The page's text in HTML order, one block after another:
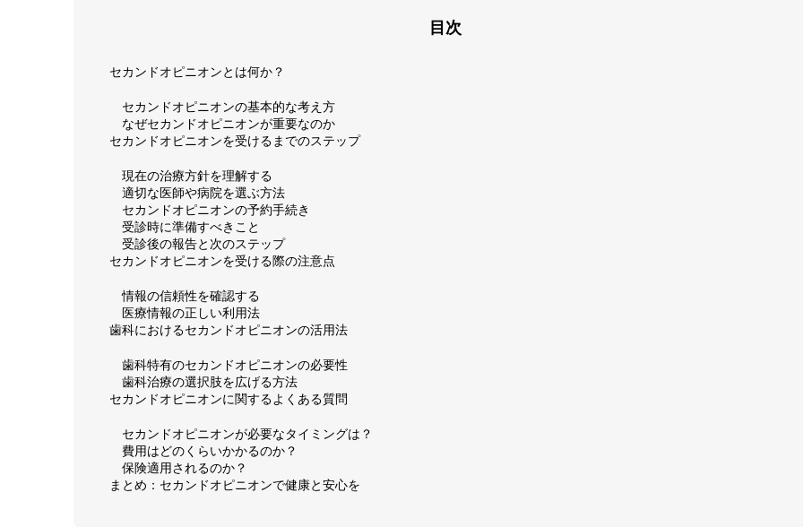
目次
セカンドオピニオンとは何か？
セカンドオピニオンの基本的な考え方
なぜセカンドオピニオンが重要なのか
セカンドオピニオンを受けるまでのステップ
現在の治療方針を理解する
適切な医師や病院を選ぶ方法
セカンドオピニオンの予約手続き
受診時に準備すべきこと
受診後の報告と次のステップ
セカンドオピニオンを受ける際の注意点
情報の信頼性を確認する
医療情報の正しい利用法
歯科におけるセカンドオピニオンの活用法
歯科特有のセカンドオピニオンの必要性
歯科治療の選択肢を広げる方法
セカンドオピニオンに関するよくある質問
セカンドオピニオンが必要なタイミングは？
費用はどのくらいかかるのか？
保険適用されるのか？
まとめ：セカンドオピニオンで健康と安心を